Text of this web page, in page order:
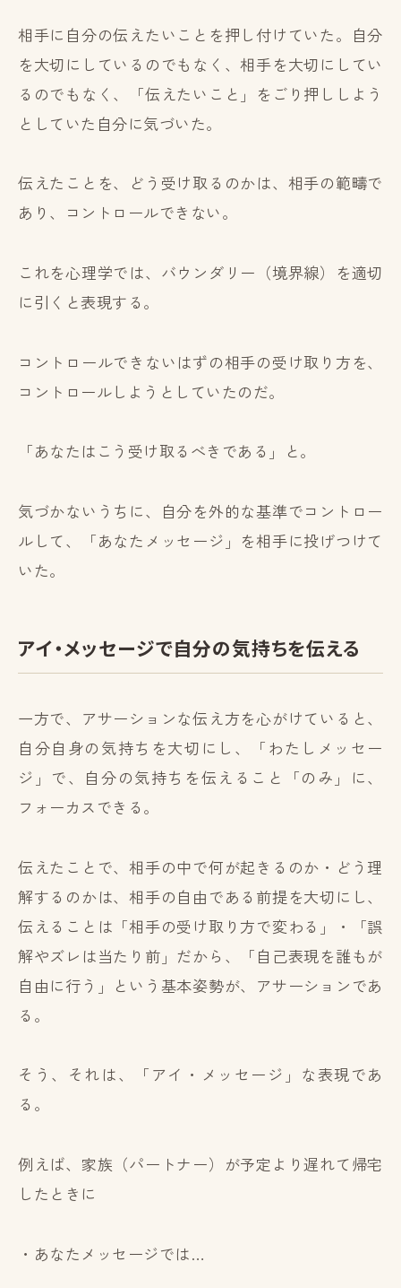
相手に自分の伝えたいことを押し付けていた。自分
を大切にしているのでもなく、相手を大切にしてい
るのでもなく、「伝えたいこと」をごり押ししよう
としていた自分に気づいた。
伝えたことを、どう受け取るのかは、相手の範疇で
あり、コントロールできない。
これを心理学では、バウンダリー（境界線）を適切
に引くと表現する。
コントロールできないはずの相手の受け取り方を、
コントロールしようとしていたのだ。
「あなたはこう受け取るべきである」と。
気づかないうちに、自分を外的な基準でコントロー
ルして、「あなたメッセージ」を相手に投げつけて
いた。
アイ・メッセージで自分の気持ちを伝える
一方で、アサーションな伝え方を心がけていると、
自分自身の気持ちを大切にし、「わたしメッセー
ジ」で、自分の気持ちを伝えること「のみ」に、
フォーカスできる。
伝えたことで、相手の中で何が起きるのか・どう理
解するのかは、相手の自由である前提を大切にし、
伝えることは「相手の受け取り方で変わる」・「誤
解やズレは当たり前」だから、「自己表現を誰もが
自由に行う」という基本姿勢が、アサーションであ
る。
そう、それは、「アイ・メッセージ」な表現であ
る。
例えば、家族（パートナー）が予定より遅れて帰宅
したときに
・あなたメッセージでは…